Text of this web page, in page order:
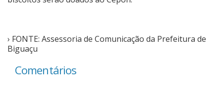
› FONTE: Assessoria de Comunicação da Prefeitura de
Biguaçu
Comentários